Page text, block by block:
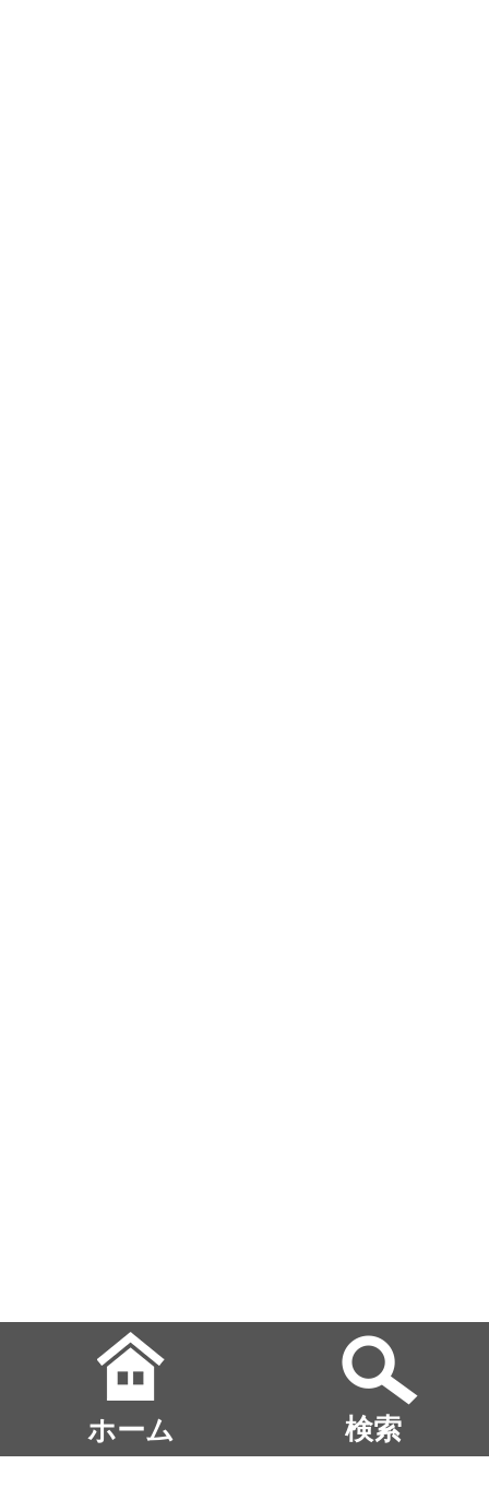
ホーム 検索